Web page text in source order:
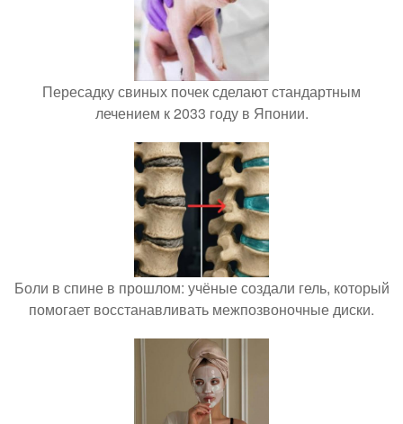
Пересадку свиных почек сделают стандартным
лечением к 2033 году в Японии.
Боли в спине в прошлом: учёные создали гель, который
помогает восстанавливать межпозвоночные диски.